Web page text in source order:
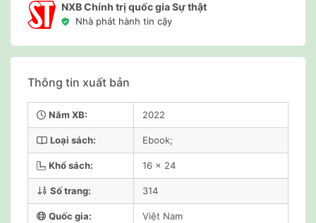
NXB Chính trị quốc gia Sự thật
Nhà phát hành tin cậy
Thông tin xuất bản
Năm XB: 2022
Loại sách: Ebook;
Khổ sách: 16 x 24
Số trang: 314
Quốc gia: Việt Nam